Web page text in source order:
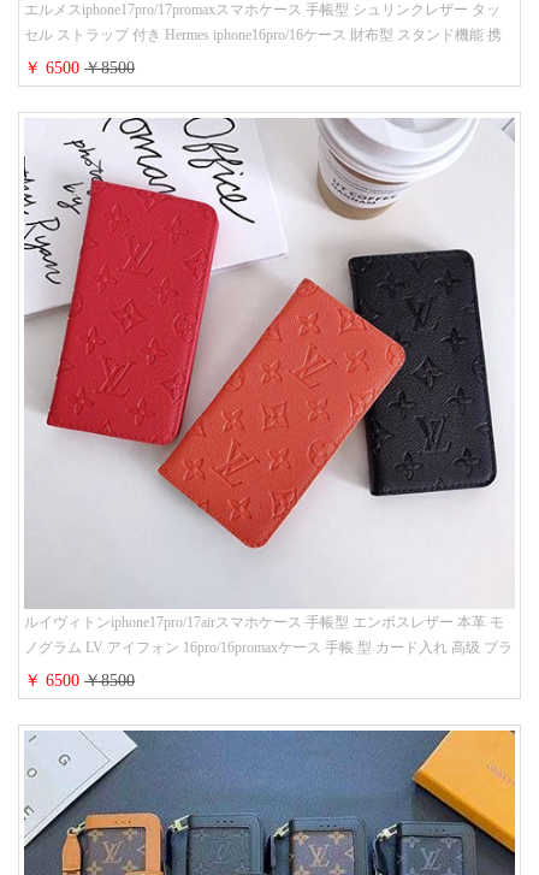
エルメスiphone17pro/17promaxスマホケース 手帳型 シュリンクレザー タッ
セル ストラップ 付き Hermes iphone16pro/16ケース 財布型 スタンド機能 携
帯カバー ハイ ブランド アイフォーン15/14/13ケース 手帳 レディース 人気
￥ 6500￥8500
ルイヴィトンiphone17pro/17airスマホケース 手帳型 エンボスレザー 本革 モ
ノグラム LV アイフォン 16pro/16promaxケース 手帳 型 カード入れ 高级 ブラ
ンド iPhone 15/14/13 proケース 手帳型 男女通用 大人かわいい
￥ 6500￥8500